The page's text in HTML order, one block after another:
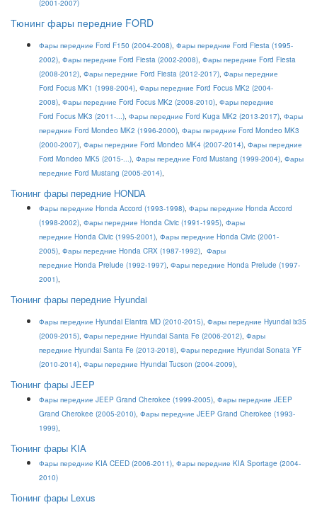
(2001-2007)
Тюнинг фары передние FORD
Фары передние Ford F150 (2004-2008), Фары передние Ford Fiesta (1995-
2002), Фары передние Ford Fiesta (2002-2008), Фары передние Ford Fiesta
(2008-2012), Фары передние Ford Fiesta (2012-2017), Фары передние
Ford Focus MK1 (1998-2004), Фары передние Ford Focus MK2 (2004-
2008), Фары передние Ford Focus MK2 (2008-2010), Фары передние
Ford Focus MK3 (2011-...), Фары передние Ford Kuga MK2 (2013-2017), Фары
передние Ford Mondeo MK2 (1996-2000), Фары передние Ford Mondeo MK3
(2000-2007), Фары передние Ford Mondeo MK4 (2007-2014), Фары передние
Ford Mondeo MK5 (2015-...), Фары передние Ford Mustang (1999-2004), Фары
передние Ford Mustang (2005-2014),
Тюнинг фары передние HONDA
Фары передние Honda Accord (1993-1998), Фары передние Honda Accord
(1998-2002), Фары передние Honda Civic (1991-1995), Фары
передние Honda Civic (1995-2001), Фары передние Honda Civic (2001-
2005), Фары передние Honda CRX (1987-1992), Фары
передние Honda Prelude (1992-1997), Фары передние Honda Prelude (1997-
2001),
Тюнинг фары передние Hyundai
Фары передние Hyundai Elantra MD (2010-2015), Фары передние Hyundai ix35
(2009-2015), Фары передние Hyundai Santa Fe (2006-2012), Фары
передние Hyundai Santa Fe (2013-2018), Фары передние Hyundai Sonata YF
(2010-2014), Фары передние Hyundai Tucson (2004-2009),
Тюнинг фары JEEP
Фары передние JEEP Grand Cherokee (1999-2005), Фары передние JEEP
Grand Cherokee (2005-2010), Фары передние JEEP Grand Cherokee (1993-
1999),
Тюнинг фары KIA
Фары передние KIA CEED (2006-2011), Фары передние KIA Sportage (2004-
2010)
Тюнинг фары Lexus